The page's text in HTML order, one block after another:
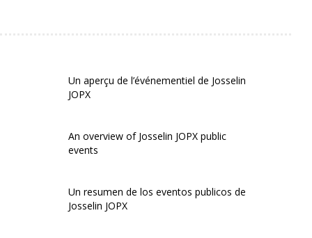
Un aperçu de l’événementiel de Josselin
JOPX
An overview of Josselin JOPX public
events
Un resumen de los eventos publicos de
Josselin JOPX